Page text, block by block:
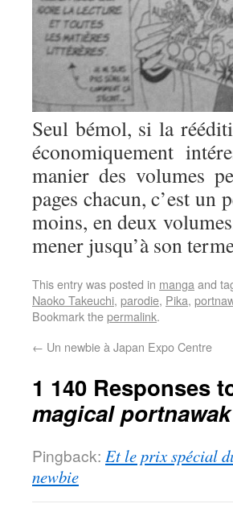
Seul bémol, si la
économiquement
manier des volumes
pages chacun, c’est
moins, en deux
mener jusqu’à son
This entry was posted in mangaand
Naoko Takeuchi, parodie, Pika,
Bookmark thepermalink.
← Un newbie à Japan Expo Centre
1 140 Responses
magical portnawak
Pingback: Et le prix spécial
newbie